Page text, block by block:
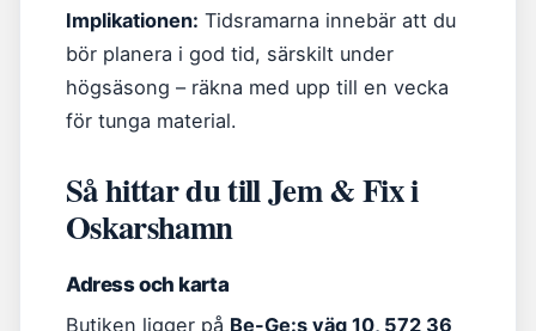
Implikationen: Tidsramarna innebär att du
bör planera i god tid, särskilt under
högsäsong – räkna med upp till en vecka
för tunga material.
Så hittar du till Jem & Fix i
Oskarshamn
Adress och karta
Butiken ligger på Be-Ge:s väg 10, 572 36